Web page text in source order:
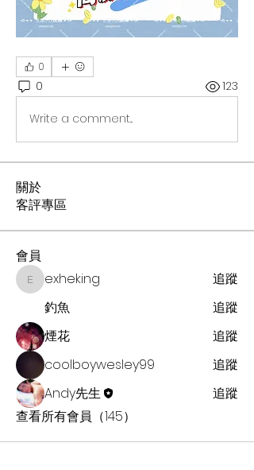
0
0 123
Write a comment...
關於
客評專區
會員
exheking
exheking
追蹤
釣魚
追蹤
煙花
追蹤
coolboywesley99
追蹤
Andy先生
追蹤
查看所有會員（145）